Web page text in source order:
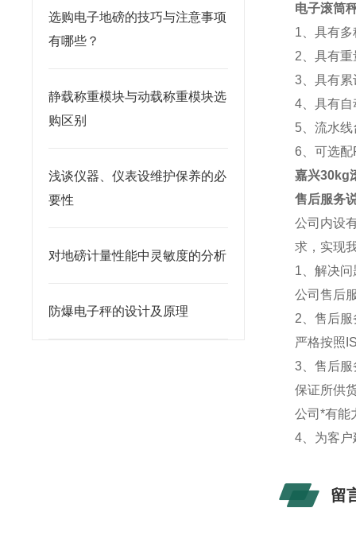
选购电子地磅的技巧与注意事项
有哪些？
静载称重模块与动载称重模块选
购区别
浅谈仪器、仪表设维护保养的必
要性
对地磅计量性能中灵敏度的分析
防爆电子秤的设计及原理
电子滚筒
1、具有
2、具有
3、具有
4、具有
5、流水
6、可选
嘉兴30kg
售后服务
公司内设
求，实现
1、解决
公司售后
2、售后
严格按照
3、售后
保证所供
公司*有能
4、为客
留